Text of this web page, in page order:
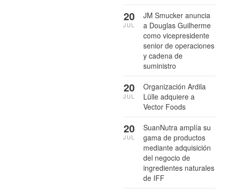
JM Smucker anuncia
a Douglas Guilherme
como vicepresidente
senior de operaciones
y cadena de
suministro
20
JUL
Organización Ardila
Lülle adquiere a
Vector Foods
20
JUL
SuanNutra amplía su
gama de productos
mediante adquisición
del negocio de
ingredientes naturales
de IFF
20
JUL